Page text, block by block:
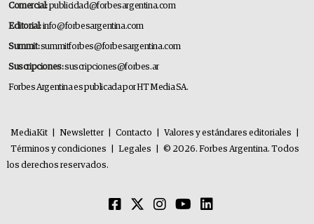
Comercial:publicidad@forbesargentina.com
Editorial:info@forbesargentina.com
Summit:summitforbes@forbesargentina.com
Suscripciones:suscripciones@forbes.ar
Forbes Argentina es publicada por HT Media SA.
MediaKit Newsletter Contacto Valores y estándares editoriales
Términos y condiciones
Legales
© 2026. Forbes Argentina. Todos
los derechos reservados.